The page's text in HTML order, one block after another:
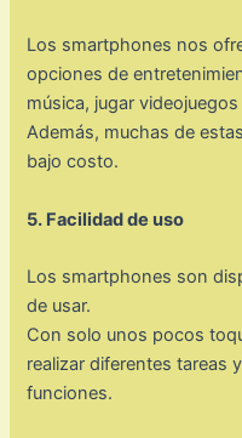
Los smartphones nos
opciones de
música, jugar
Además, muchas de
bajo costo.
5. Facilidad de uso
Los smartphones son
de usar.
Con solo unos pocos
realizar diferentes tareas
funciones.